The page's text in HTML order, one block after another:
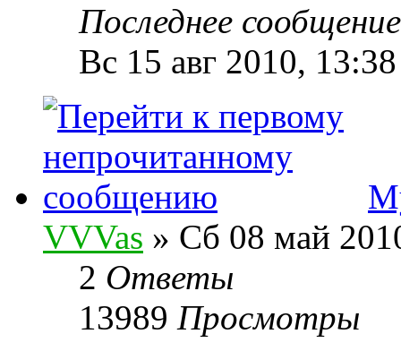
Последнее
Вс 15 авг 2010, 13:38
VVVas » Сб 08 май
2 Ответы
13989 Просмотры